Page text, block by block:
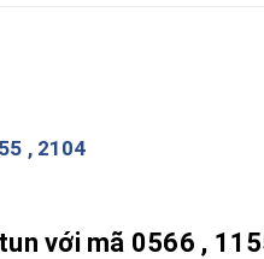
, 2104
với mã 0566 ,